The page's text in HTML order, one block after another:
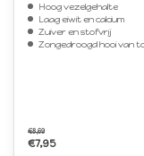
Hoog vezelgehalte
Laag eiwit en calcium
Zuiver en stofvrij
Zongedroogd hooi van
€8,69
€7,95